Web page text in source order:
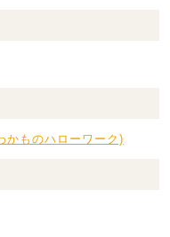
かものハローワーク)